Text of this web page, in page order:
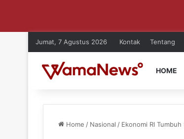
Jumat, 7 Agustus 2026 Kontak Tentang
HOME
Home / Nasional / Ekonomi RI